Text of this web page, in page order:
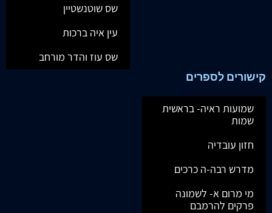
שס שוטנשטיין
עין איה ברכות
שס עוז והדר מורחב
קישורים לספרים
שמועות ראיה- בראשית
שמות
חזון עובדיה
מדרש רבה-ה כרכים
מי מרום א- לשמונה
פרקים להרמבם